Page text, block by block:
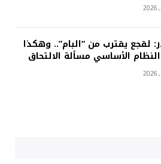
لقجع يقترب من “البام”.. وهكذا
الأساسي مسألة الالتحاق